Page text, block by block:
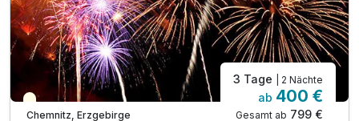
Saisonal verfügbar
Chemnitz, Erzgebirge
3 Tage | 2 Nächte
ab 400 €
Gesamt ab 799 €